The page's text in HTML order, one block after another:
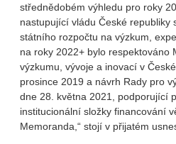
střednědobém výhledu pro roky
nastupující vládu České republiky
státního rozpočtu na výzkum,
na roky 2022+ bylo respektováno
výzkumu, vývoje a inovací v
prosince 2019 a návrh Rady pro
dne 28. května 2021, podporující
institucionální složky financování
Memoranda,“ stojí v přijatém